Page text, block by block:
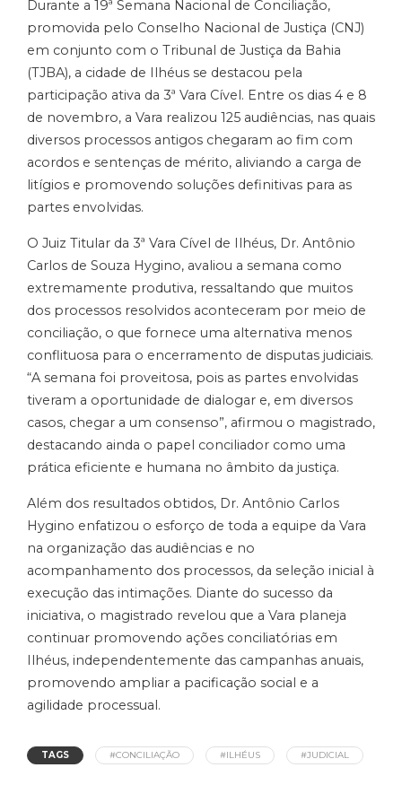
Durante a 19ª Semana Nacional de Conciliação,
promovida pelo Conselho Nacional de Justiça (CNJ)
em conjunto com o Tribunal de Justiça da Bahia
(TJBA), a cidade de Ilhéus se destacou pela
participação ativa da 3ª Vara Cível. Entre os dias 4 e 8
de novembro, a Vara realizou 125 audiências, nas quais
diversos processos antigos chegaram ao fim com
acordos e sentenças de mérito, aliviando a carga de
litígios e promovendo soluções definitivas para as
partes envolvidas.
O Juiz Titular da 3ª Vara Cível de Ilhéus, Dr. Antônio
Carlos de Souza Hygino, avaliou a semana como
extremamente produtiva, ressaltando que muitos
dos processos resolvidos aconteceram por meio de
conciliação, o que fornece uma alternativa menos
conflituosa para o encerramento de disputas judiciais.
“A semana foi proveitosa, pois as partes envolvidas
tiveram a oportunidade de dialogar e, em diversos
casos, chegar a um consenso”, afirmou o magistrado,
destacando ainda o papel conciliador como uma
prática eficiente e humana no âmbito da justiça.
Além dos resultados obtidos, Dr. Antônio Carlos
Hygino enfatizou o esforço de toda a equipe da Vara
na organização das audiências e no
acompanhamento dos processos, da seleção inicial à
execução das intimações. Diante do sucesso da
iniciativa, o magistrado revelou que a Vara planeja
continuar promovendo ações conciliatórias em
Ilhéus, independentemente das campanhas anuais,
promovendo ampliar a pacificação social e a
agilidade processual.
TAGS #CONCILIAÇÃO #ILHÉUS #JUDICIAL